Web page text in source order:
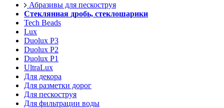
Абразивы для пескоструя
Стеклянная дробь, стеклошарики
Tech Beads
Lux
Duolux P3
Duolux P2
Duolux P1
UltraLux
Для декора
Для разметки дорог
Для пескоструя
Для фильтрации воды